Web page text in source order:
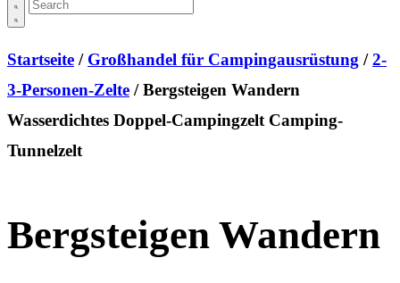
Startseite / Großhandel für Campingausrüstung /2-
3-Personen-Zelte / Bergsteigen Wandern
Wasserdichtes Doppel-Campingzelt Camping-
Tunnelzelt
Bergsteigen Wandern